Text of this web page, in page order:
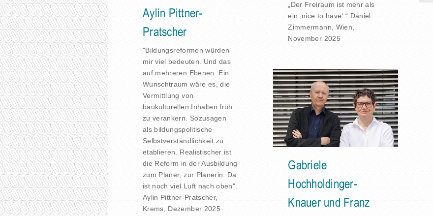
Aylin Pittner-
Pratscher
"Bildungsreformen würden
mir viel bedeuten. Und das
auf mehreren Ebenen. Ein
Wunschtraum wäre es, die
Vermittlung von
baukulturellen Inhalten früh
zu verankern. Sozusagen
als bildungspolitische
Selbstverständlichkeit zu
etablieren. Realistischer ist
die Reform in der Ausbildung
zum Planer, zur Planerin. Da
ist noch viel Luft nach oben".
Aylin Pittner-Pratscher,
Krems, Dezember 2025
„Der Freiraum ist mehr als
ein ‚nice to have‘.“ Daniel
Zimmermann, Wien,
November 2025
Gabriele
Hochholdinger-
Knauer und Franz